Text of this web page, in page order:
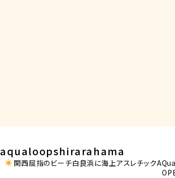
aqualoopshirarahama
関西屈指のビーチ白良浜に海上アスレチック